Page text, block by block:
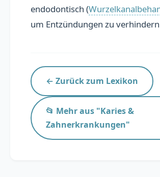
📚 Lexikon
endodontisch (
um Entzündungen zu
← Zurück zum Lexikon
📂 Mehr aus "Karies &
Zahnerkrankungen"